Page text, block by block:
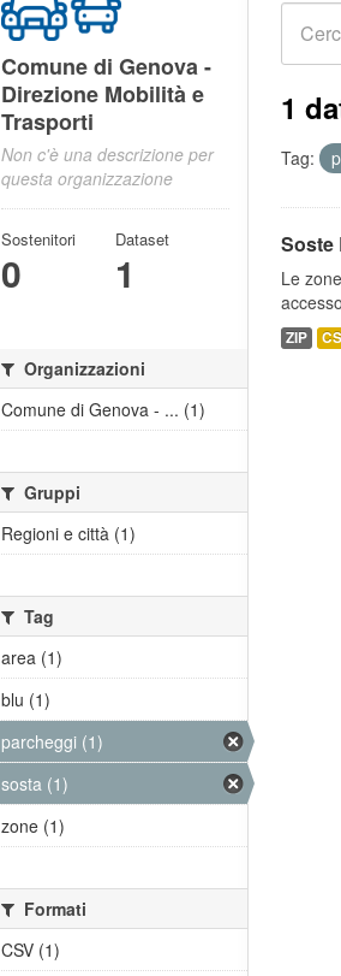
1
Tag:
Soste
Le
ZIP
Comune di Genova -
Direzione Mobilità e
Trasporti
Non c'è una descrizione per
questa organizzazione
Sostenitori
0
Dataset
1
Organizzazioni
Comune di Genova - ... (1)
Gruppi
Regioni e città (1)
Tag
area (1)
blu (1)
parcheggi (1)
sosta (1)
zone (1)
Formati
CSV (1)